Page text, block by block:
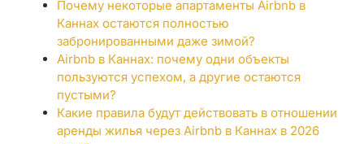
Почему некоторые апартаменты Airbnb в
Каннах остаются полностью
забронированными даже зимой?
Airbnb в Каннах: почему одни объекты
пользуются успехом, а другие остаются
пустыми?
Какие правила будут действовать в отношении
аренды жилья через Airbnb в Каннах в 2026